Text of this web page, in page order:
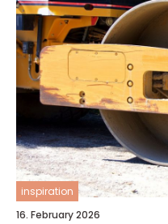
inspiration
16. February 2026